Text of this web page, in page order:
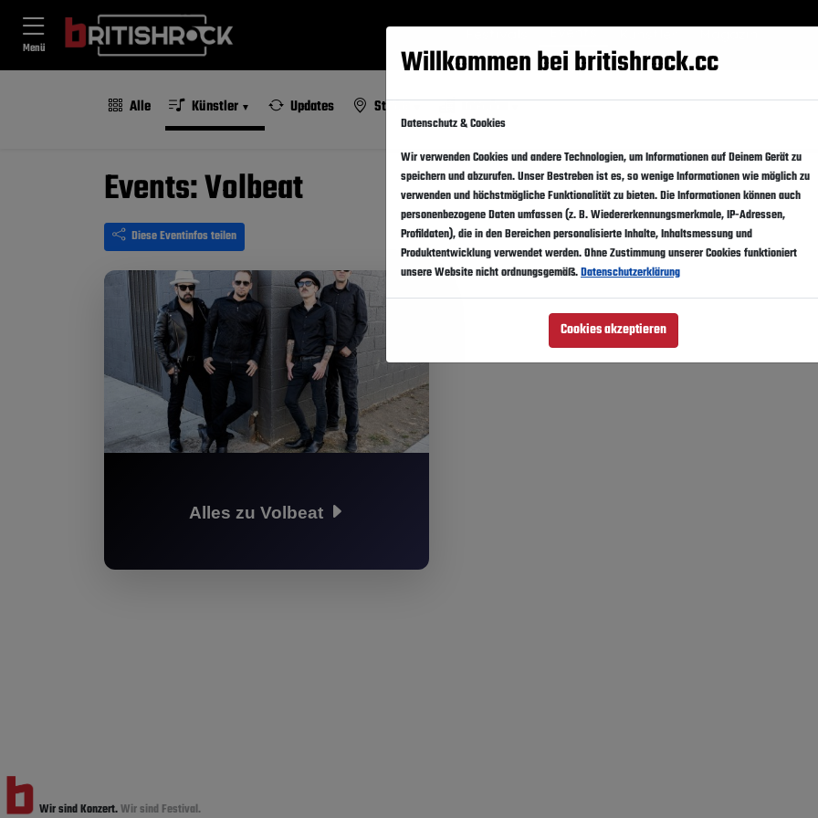
Menü
Events
Alle Künstler Updates Städte Location
Events: Volbeat
Diese Eventinfos teilen
Alles zu Volbeat
Wir sind Konzert.Wir sind Festival.
Willkommen bei britishrock.cc
Datenschutz & Cookies
Wir verwenden Cookies und andere Technologien, um Informationen auf Deinem Gerät zu
speichern und abzurufen. Unser Bestreben ist es, so wenige Informationen wie möglich zu
verwenden und höchstmögliche Funktionalität zu bieten. Die Informationen können auch
personenbezogene Daten umfassen (z. B. Wiedererkennungsmerkmale, IP-Adressen,
Profildaten), die in den Bereichen personalisierte Inhalte, Inhaltsmessung und
Produktentwicklung verwendet werden. Ohne Zustimmung unserer Cookies funktioniert
unsere Website nicht ordnungsgemäß.Datenschutzerklärung
Cookies akzeptieren